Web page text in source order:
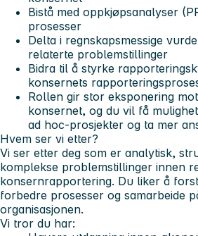
Bistå med oppkjøpsanalyser
prosesser
Delta i regnskapsmessige
relaterte problemstillinger
Bidra til å styrke
konsernets
Rollen gir stor eksponering
konsernet, og du vil få
ad hoc-prosjekter og ta mer
Hvem ser vi etter?
Vi ser etter deg som er analytisk,
komplekse problemstillinger innen
konsernrapportering. Du liker å
forbedre prosesser og samarbeide
organisasjonen.
Vi tror du har: